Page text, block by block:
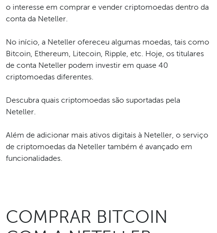
o interesse em comprar e vender criptomoedas dentro da
conta da Neteller.
No início, a Neteller ofereceu algumas moedas, tais como
Bitcoin, Ethereum, Litecoin, Ripple, etc. Hoje, os titulares
de conta Neteller podem investir em quase 40
criptomoedas diferentes.
Descubra quais criptomoedas são suportadas pela
Neteller.
Além de adicionar mais ativos digitais à Neteller, o serviço
de criptomoedas da Neteller também é avançado em
funcionalidades.
COMPRAR BITCOIN